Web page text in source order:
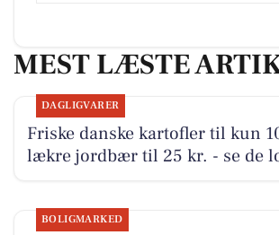
MEST LÆSTE
DAGLIGVARER
Friske danske kartofler til kun
lækre jordbær til 25 kr. - se de
BOLIGMARKED